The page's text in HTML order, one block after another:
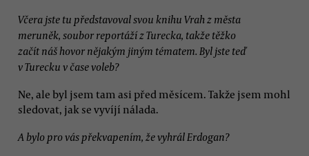
Včera jste tu představoval svou knihu Vrah z města
meruněk, soubor reportáží z Turecka, takže těžko
začít náš hovor nějakým jiným tématem. Byl jste teď
v Turecku v čase voleb?
Ne, ale byl jsem tam asi před měsícem. Takže jsem mohl
sledovat, jak se vyvíjí nálada.
A bylo pro vás překvapením, že vyhrál Erdogan?